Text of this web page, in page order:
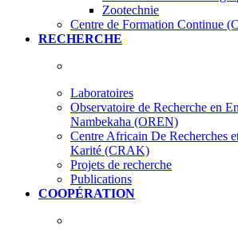
Zootechnie
Centre de Formation Continue
RECHERCHE
Laboratoires
Observatoire de Recherche en
Nambekaha (OREN)
Centre Africain De Recherches
Karité (CRAK)
Projets de recherche
Publications
COOPÉRATION